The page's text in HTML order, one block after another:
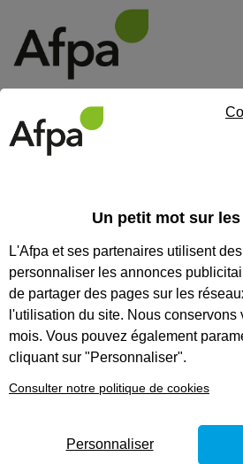
CODES
FORMATION À
DÉVELOPPEUR
MOBILE -
Un petit mot sur
L'Afpa et ses partenaires utilisent
personnaliser les annonces
de partager des pages sur les
l'utilisation du site. Nous conservons
mois. Vous pouvez également
cliquant sur "Personnaliser".
Consulter notre politique de cookies
Personnaliser